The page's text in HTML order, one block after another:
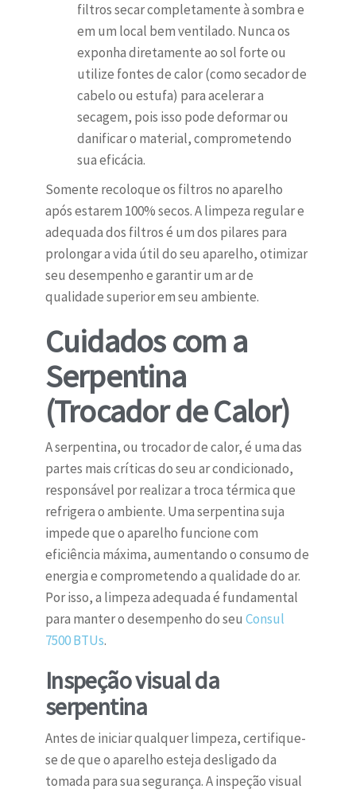
filtros secar completamente à sombra e
em um local bem ventilado. Nunca os
exponha diretamente ao sol forte ou
utilize fontes de calor (como secador de
cabelo ou estufa) para acelerar a
secagem, pois isso pode deformar ou
danificar o material, comprometendo
sua eficácia.
Somente recoloque os filtros no aparelho
após estarem 100% secos. A limpeza regular e
adequada dos filtros é um dos pilares para
prolongar a vida útil do seu aparelho, otimizar
seu desempenho e garantir um ar de
qualidade superior em seu ambiente.
Cuidados com a
Serpentina
(Trocador de Calor)
A serpentina, ou trocador de calor, é uma das
partes mais críticas do seu ar condicionado,
responsável por realizar a troca térmica que
refrigera o ambiente. Uma serpentina suja
impede que o aparelho funcione com
eficiência máxima, aumentando o consumo de
energia e comprometendo a qualidade do ar.
Por isso, a limpeza adequada é fundamental
para manter o desempenho do seu Consul
7500 BTUs.
Inspeção visual da
serpentina
Antes de iniciar qualquer limpeza, certifique-
se de que o aparelho esteja desligado da
tomada para sua segurança. A inspeção visual